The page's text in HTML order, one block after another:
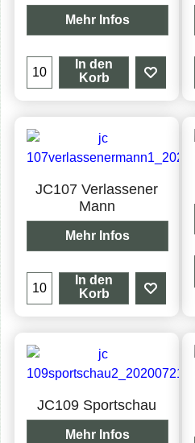
Mehr Infos
In den
Korb
JC107 Verlassener
Mann
Mehr Infos
In den
Korb
JC109 Sportschau
Mehr Infos